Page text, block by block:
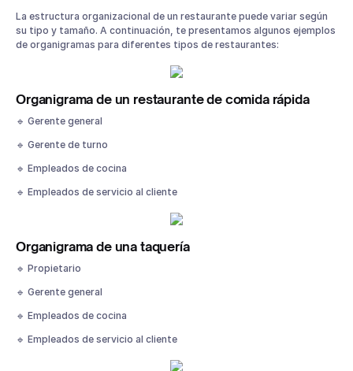
La estructura organizacional de un restaurante puede variar según
su tipo y tamaño. A continuación, te presentamos algunos ejemplos
de organigramas para diferentes tipos de restaurantes:
Organigrama de un restaurante de comida rápida
🔹 Gerente general
🔹 Gerente de turno
🔹 Empleados de cocina
🔹 Empleados de servicio al cliente
Organigrama de una taquería
🔹 Propietario
🔹 Gerente general
🔹 Empleados de cocina
🔹 Empleados de servicio al cliente